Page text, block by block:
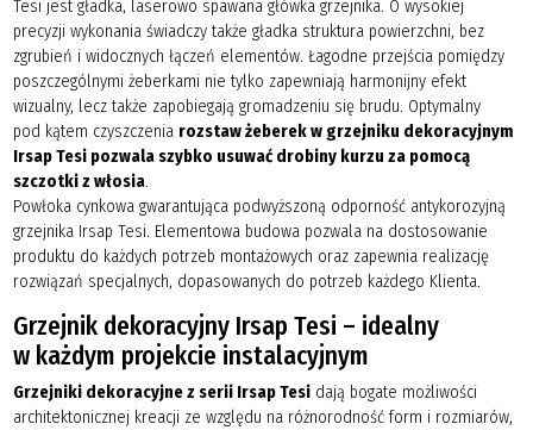
Tesi jest gładka, laserowo spawana główka grzejnika. O wysokiej
precyzji wykonania świadczy także gładka struktura powierzchni, bez
zgrubień i widocznych łączeń elementów. Łagodne przejścia pomiędzy
poszczególnymi żeberkami nie tylko zapewniają harmonijny efekt
wizualny, lecz także zapobiegają gromadzeniu się brudu. Optymalny
pod kątem czyszczenia rozstaw żeberek w grzejniku dekoracyjnym
Irsap Tesi pozwala szybko usuwać drobiny kurzu za pomocą
szczotki z włosia.
Powłoka cynkowa gwarantująca podwyższoną odporność antykorozyjną
grzejnika Irsap Tesi. Elementowa budowa pozwala na dostosowanie
produktu do każdych potrzeb montażowych oraz zapewnia realizację
rozwiązań specjalnych, dopasowanych do potrzeb każdego Klienta.
Grzejnik dekoracyjny Irsap Tesi – idealny
w każdym projekcie instalacyjnym
Grzejniki dekoracyjne z serii Irsap Tesidają bogate możliwości
architektonicznej kreacji ze względu na różnorodność form i rozmiarów,